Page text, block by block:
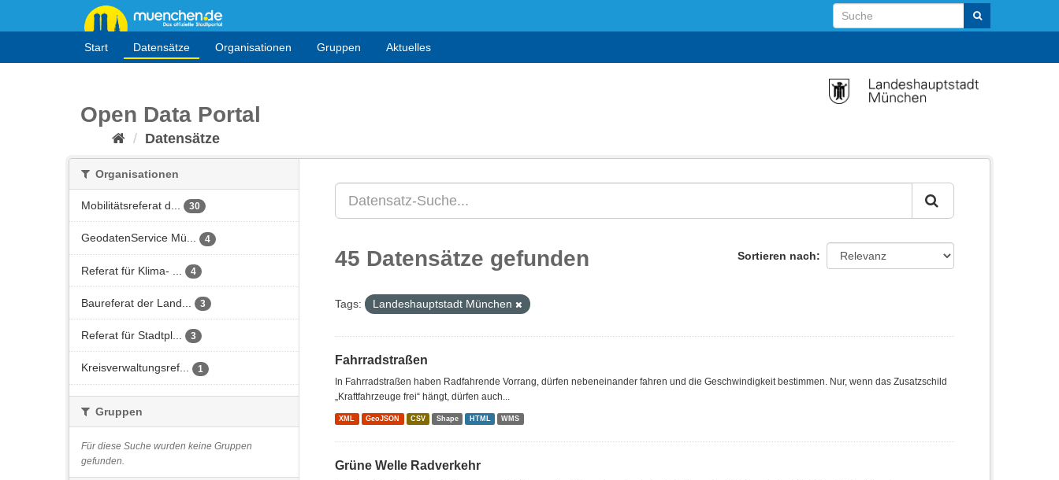
Start Datensätze Organisationen Gruppen Aktuelles
Open Data Portal
Datensätze
Organisationen
Mobilitätsreferat d... 30
GeodatenService Mü... 4
Referat für Klima- ... 4
Baureferat der Land... 3
Referat für Stadtpl... 3
Kreisverwaltungsref... 1
Gruppen
Für diese Suche wurden keine Gruppen
gefunden.
Sortieren nach
45 Datensätze gefunden
Tags: Landeshauptstadt München
Fahrradstraßen
In Fahrradstraßen haben Radfahrende Vorrang, dürfen nebeneinander fahren und die Geschwindigkeit bestimmen. Nur, wenn das Zusatzschild
„Kraftfahrzeuge frei“ hängt, dürfen auch...
XML GeoJSON CSV Shape HTML WMS
Grüne Welle Radverkehr